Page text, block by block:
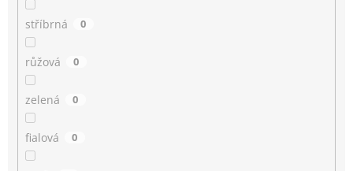
stříbrná 0
růžová 0
zelená 0
fialová 0